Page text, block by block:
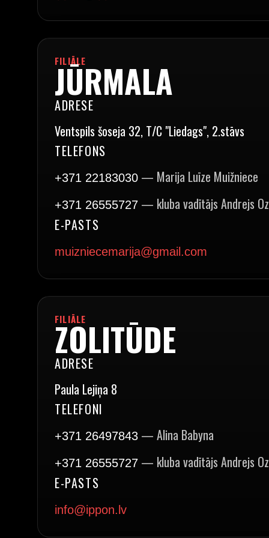
FILIĀLE
JŪRMALA
ADRESE
Ventspils šoseja 32, T/C "Liedags", 2.stāvs
TELEFONS
+371 22183030 — Marija Luīze Muižniece
+371 26555727 — kluba vadītājs Andrejs
E-PASTS
muizniecemarija@gmail.com
FILIĀLE
ZOLITŪDE
ADRESE
Paula Lejiņa 8
TELEFONI
+371 26497843 — Alina Babyna
+371 26555727 — kluba vadītājs Andrejs
E-PASTS
info@ippon.lv